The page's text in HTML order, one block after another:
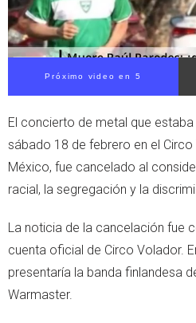
Próximo video en 5
El concierto de metal que
sábado 18 de febrero en el Circo
México, fue cancelado al
racial, la segregación y la
La noticia de la cancelación fue
cuenta oficial de Circo Volador.
presentaría la banda finlandesa
Warmaster.